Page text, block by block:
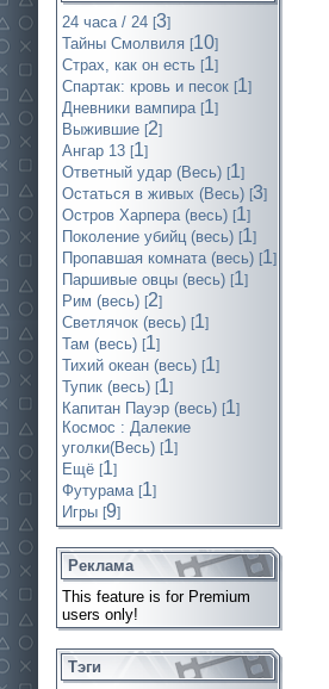
24 часа / 24 [3]
Тайны Смолвиля [10]
Страх, как он есть [1]
Спартак: кровь и песок [1]
Дневники вампира [1]
Выжившие [2]
Ангар 13 [1]
Ответный удар (Весь) [1]
Остаться в живых (Весь) [3]
Остров Харпера (весь) [1]
Поколение убийц (весь) [1]
Пропавшая комната (весь) [1]
Паршивые овцы (весь) [1]
Рим (весь) [2]
Светлячок (весь) [1]
Там (весь) [1]
Тихий океан (весь) [1]
Тупик (весь) [1]
Капитан Пауэр (весь) [1]
Космос : Далекие
уголки(Весь) [1]
Ещё [1]
Футурама [1]
Игры [9]
Реклама
This feature is for Premium
users only!
Тэги